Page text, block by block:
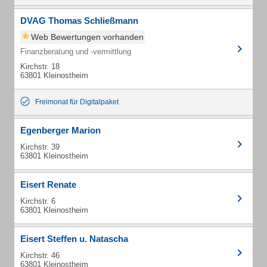
DVAG Thomas Schließmann
Web Bewertungen vorhanden
Finanzberatung und -vermittlung
Kirchstr. 18
63801 Kleinostheim
Freimonat für Digitalpaket
Egenberger Marion
Kirchstr. 39
63801 Kleinostheim
Eisert Renate
Kirchstr. 6
63801 Kleinostheim
Eisert Steffen u. Natascha
Kirchstr. 46
63801 Kleinostheim